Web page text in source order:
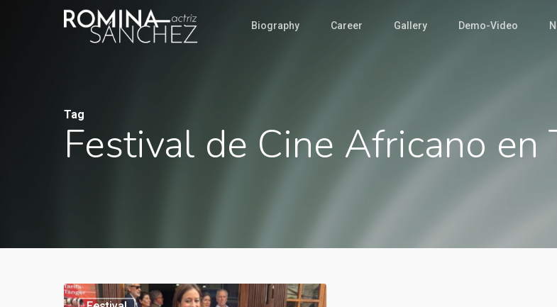
Biography Career Gallery Demo-Video
Tag
Festival de Cine Africano en